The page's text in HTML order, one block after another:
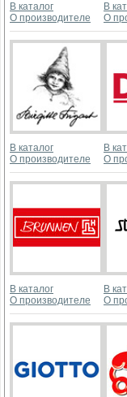
В каталог
О производителе
В
О
В каталог
О производителе
В
О
В каталог
О производителе
В
О